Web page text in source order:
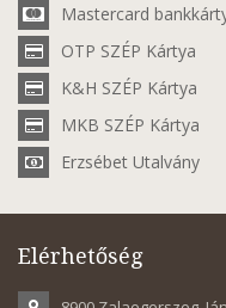
Mastercard
OTP SZÉP Kártya
K&H SZÉP Kártya
MKB SZÉP Kártya
Erzsébet Utalvány
Elérhetőség